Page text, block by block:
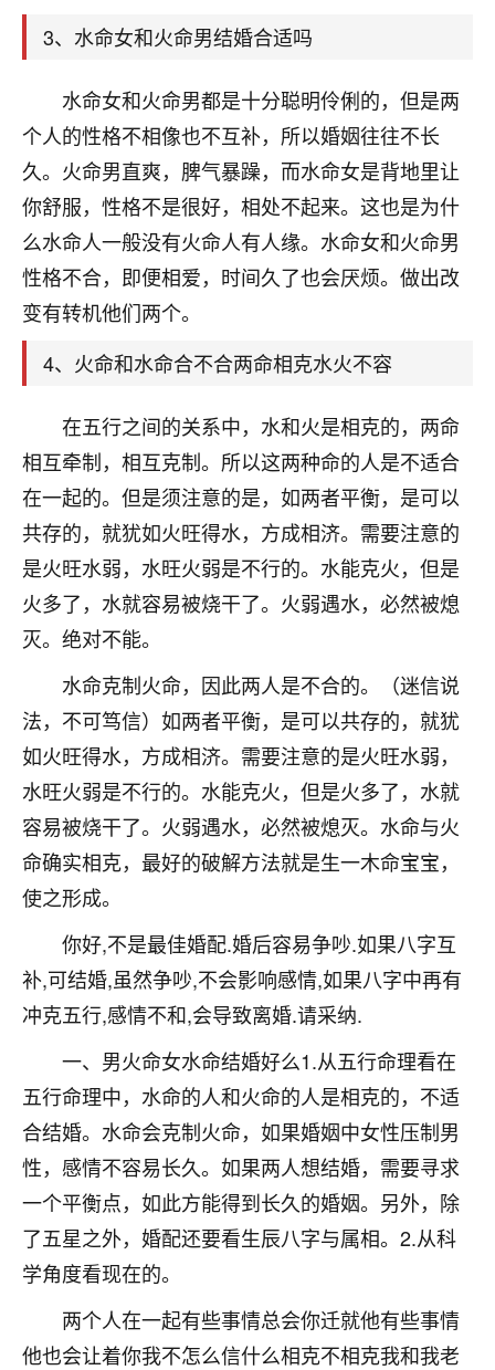
3、水命女和火命男结婚合适吗
水命女和火命男都是十分聪明伶俐的，但是两
个人的性格不相像也不互补，所以婚姻往往不长
久。火命男直爽，脾气暴躁，而水命女是背地里让
你舒服，性格不是很好，相处不起来。这也是为什
么水命人一般没有火命人有人缘。水命女和火命男
性格不合，即便相爱，时间久了也会厌烦。做出改
变有转机他们两个。
4、火命和水命合不合两命相克水火不容
在五行之间的关系中，水和火是相克的，两命
相互牵制，相互克制。所以这两种命的人是不适合
在一起的。但是须注意的是，如两者平衡，是可以
共存的，就犹如火旺得水，方成相济。需要注意的
是火旺水弱，水旺火弱是不行的。水能克火，但是
火多了，水就容易被烧干了。火弱遇水，必然被熄
灭。绝对不能。
水命克制火命，因此两人是不合的。（迷信说
法，不可笃信）如两者平衡，是可以共存的，就犹
如火旺得水，方成相济。需要注意的是火旺水弱，
水旺火弱是不行的。水能克火，但是火多了，水就
容易被烧干了。火弱遇水，必然被熄灭。水命与火
命确实相克，最好的破解方法就是生一木命宝宝，
使之形成。
你好,不是最佳婚配.婚后容易争吵.如果八字互
补,可结婚,虽然争吵,不会影响感情,如果八字中再有
冲克五行,感情不和,会导致离婚.请采纳.
一、男火命女水命结婚好么1.从五行命理看在
五行命理中，水命的人和火命的人是相克的，不适
合结婚。水命会克制火命，如果婚姻中女性压制男
性，感情不容易长久。如果两人想结婚，需要寻求
一个平衡点，如此方能得到长久的婚姻。另外，除
了五星之外，婚配还要看生辰八字与属相。2.从科
学角度看现在的。
两个人在一起有些事情总会你迁就他有些事情
他也会让着你我不怎么信什么相克不相克我和我老
卦，认识老师3年了，都是缘分啊！
心若莲花
我是做餐饮的，这两年，生意屡屡受挫，店开一家关
一家，要么生意不好，生意好的就出事。前些年攒的
家底快败光了，真是倒霉！我也想找人看看到底怎么
回事？
鹿森 ：你可以找老师看看，人有时不服命不行
啊！
是我从找店开始都是找慧来老师跟进的，选
大环境不好，但是我家生意还可以，前几天又
刚找老师做了补财库，希望财运更好一点！
2小时前 来自海南 18
梦醒时分
我女儿高二叛逆，大半年不上学，一说她就要死要活
的，把我们两口子愁的不行，朋友给我推荐的慧来老
师，一开始我是病急乱投医，这半年来，法事一个个
做完，我女儿跟变了个人一样，不期望她能考多好的
大学，只要能安安稳稳的把书读了，身体心理都健健
康康的我就很知足了！
鹿森：可怜天下父母心啊！
3小时前 来自河北 16
付深
我是公司人事调整，有升迁机会，但同时竞争的我们
三个，找老师的时候是抱着侥幸心理，没想到老师看
着我晋升有望，我半信半疑的按照老师建议，做了化
太岁还有一个发钱粮，本来年前的人事调整，拖到年
后，我以为都没戏了，结果开年一上班，开会提拔升
职第一个就是我，职务无所谓，主要是底薪加了
鹿森：恭喜升职加薪！！，请客吗？�
12小时前 来自北京 32
心心相印
我身体不太好，总是病病殃殃的，去检查又没什么大
问题，反正就是不舒服。中医西医看遍了，找不到问
题，后来无意中看到有人推荐慧来老师，跟老师聊过
果问题。今年以来，身体比以前好多，主要是心情好
了，老师说境随心转，现在深有体会了。